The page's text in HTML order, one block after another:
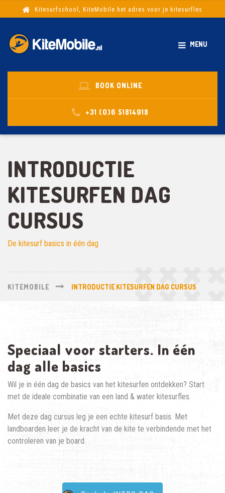
Kitesurfschool, KiteMobile het adres voor je kitesurfles
MENU
BOOK ONLINE
+31 (0)6 51814918
INTRODUCTIE
KITESURFEN DAG
CURSUS
De kitesurf basics in één dag
KITEMOBILE INTRODUCTIE KITESURFEN DAG CURSUS
Speciaal voor starters. In één
dag alle basics
Wil je in één dag de basics van het kitesurfen ontdekken? Start
met de ideale combinatie van een land & water kitesurfles.
Met deze dag cursus leg je een echte kitesurf basis. Met
landboarden leer je de kracht van de kite te verbindende met het
controleren van je board.